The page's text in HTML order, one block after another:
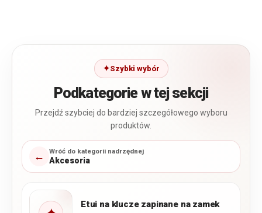
Szybki wybór
Podkategorie w tej sekcji
Przejdź szybciej do bardziej szczegółowego wyboru
produktów.
← Wróć do kategorii nadrzędnej
Akcesoria
Etui na klucze zapinane na zamek